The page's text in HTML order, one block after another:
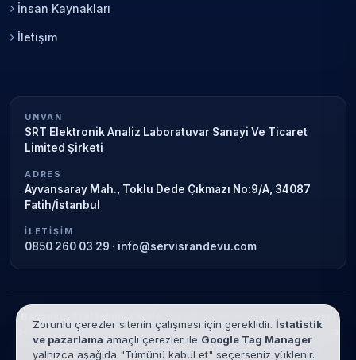
İnsan Kaynakları
İletişim
UNVAN
SRT Elektronik Analiz Laboratuvar Sanayi Ve Ticaret
Limited Şirketi
ADRES
Ayvansaray Mah., Toklu Dede Çıkmazı No:9/A, 34087
Fatih/İstanbul
İLETIŞIM
0850 260 03 29 · info@servisrandevu.com
Garanti süresi sona ermiş veya özel
servis kapsamındaki cihazlar için hizmet verilir. Marka adları yalnızca
tanımlama amaçlıdır; yetkili servis ilişkisi bulunmamaktadır.
Zorunlu çerezler sitenin çalışması için gereklidir. İstatistik
ve pazarlama amaçlı çerezler ile Google Tag Manager
yalnızca aşağıda "Tümünü kabul et" seçerseniz yüklenir.